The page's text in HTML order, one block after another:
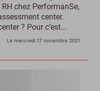
chez PerformanSe,
center.
? Pour c’est...
Le mercredi 17 novembre 2021